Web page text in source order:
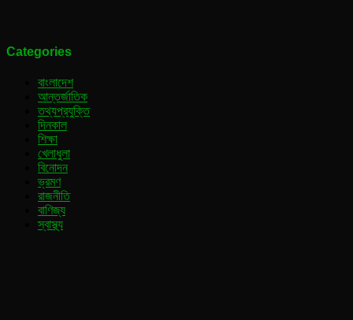
Categories
বাংলাদেশ
আন্তর্জাতিক
তথ্যপ্রযুক্তি
দিনকাল
শিক্ষা
খেলাধুলা
বিনোদন
ভ্রমণ
রাজনীতি
বাণিজ্য
স্বাস্থ্য